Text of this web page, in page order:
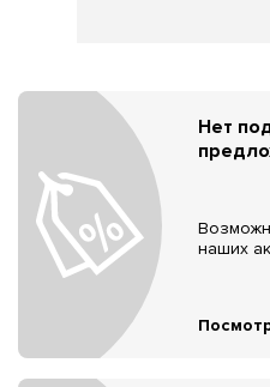
Нет
наших